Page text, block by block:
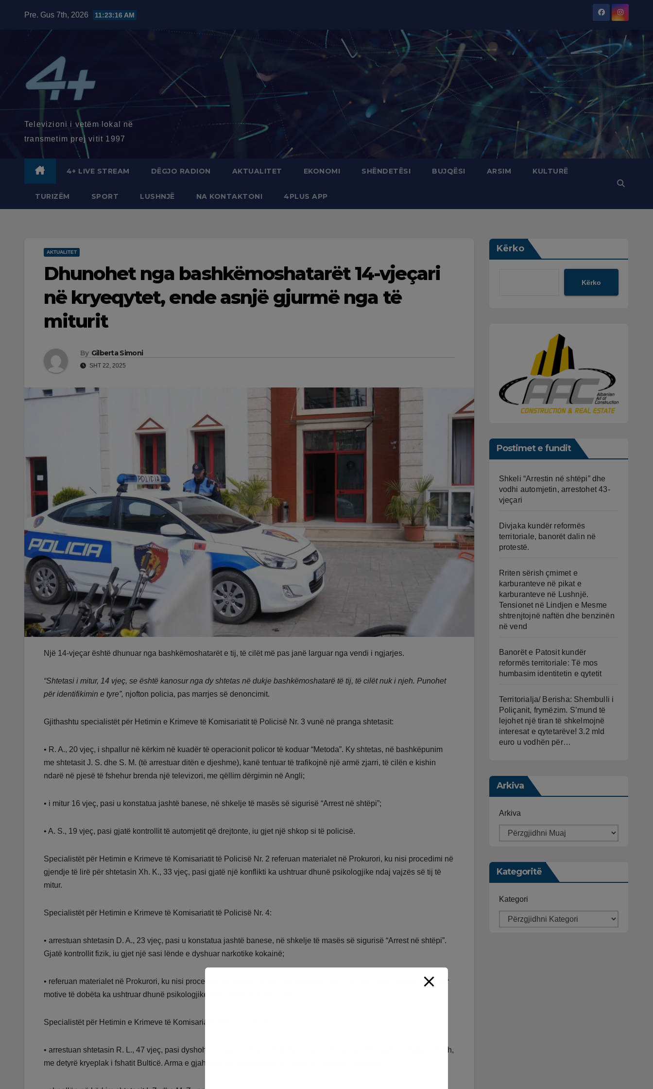
Pre. Gus 7th, 2026 11:23:18 AM
Televizioni i vetëm lokal në
transmetim prej vitit 1997
4+ LIVE STREAM DËGJO RADION AKTUALITET EKONOMI SHËNDETËSI BUJQËSI ARSIM KULTURË
TURIZËM SPORT LUSHNJË NA KONTAKTONI 4PLUS APP
AKTUALITET
Dhunohet nga bashkëmoshatarët 14-vjeçari
në kryeqytet, ende asnjë gjurmë nga të
miturit
By Gilberta Simoni
SHT 22, 2025
Një 14-vjeçar është dhunuar nga bashkëmoshatarët e tij, të cilët më pas janë larguar nga vendi i ngjarjes.
“Shtetasi i mitur, 14 vjeç, se është kanosur nga dy shtetas në dukje bashkëmoshatarë të tij, të cilët nuk i njeh. Punohet
për identifikimin e tyre”, njofton policia, pas marrjes së denoncimit.
Gjithashtu specialistët për Hetimin e Krimeve të Komisariatit të Policisë Nr. 3 vunë në pranga shtetasit:
• R. A., 20 vjeç, i shpallur në kërkim në kuadër të operacionit policor të koduar “Metoda”. Ky shtetas, në bashkëpunim
me shtetasit J. S. dhe S. M. (të arrestuar ditën e djeshme), kanë tentuar të trafikojnë një armë zjarri, të cilën e kishin
ndarë në pjesë të fshehur brenda një televizori, me qëllim dërgimin në Angli;
• i mitur 16 vjeç, pasi u konstatua jashtë banese, në shkelje të masës së sigurisë “Arrest në shtëpi”;
• A. S., 19 vjeç, pasi gjatë kontrollit të automjetit që drejtonte, iu gjet një shkop si të policisë.
Specialistët për Hetimin e Krimeve të Komisariatit të Policisë Nr. 2 referuan materialet në Prokurori, ku nisi procedimi në
gjendje të lirë për shtetasin Xh. K., 33 vjeç, pasi gjatë një konflikti ka ushtruar dhunë psikologjike ndaj vajzës së tij të
mitur.
Specialistët për Hetimin e Krimeve të Komisariatit të Policisë Nr. 4:
• arrestuan shtetasin D. A., 23 vjeç, pasi u konstatua jashtë banese, në shkelje të masës së sigurisë “Arrest në shtëpi”.
Gjatë kontrollit fizik, iu gjet një sasi lënde e dyshuar narkotike kokainë;
• referuan materialet në Prokurori, ku nisi procedimi në gjendje të lirë për shtetasin I. Dh., 51 vjeç, pasi dyshohet se për
motive të dobëta ka ushtruar dhunë psikologjike ndaj bashkëshortes së tij;
Specialistët për Hetimin e Krimeve të Komisariatit të Policisë Nr. 6:
• arrestuan shtetasin R. L., 47 vjeç, pasi dyshohet se për motive të dobëta ka kanosur me një çifte gjahu, shtetasin F. Xh,
me detyrë kryeplak i fshatit Bulticë. Arma e gjahut është sekuestruar në cilësinë e provës materiale;
Kërko
Kërko
Postimet e fundit
Shkeli “Arrestin në shtëpi” dhe
vodhi automjetin, arrestohet 43-
vjeçari
Divjaka kundër reformës
territoriale, banorët dalin në
protestë.
Rriten sërish çmimet e
karburanteve në pikat e
karburanteve në Lushnjë.
Tensionet në Lindjen e Mesme
shtrenjtojnë naftën dhe benzinën
në vend
Banorët e Patosit kundër
reformës territoriale: Të mos
humbasim identitetin e qytetit
Territorialja/ Berisha: Shembulli i
Poliçanit, frymëzim. S’mund të
lejohet një tiran të shkelmojnë
interesat e qytetarëve! 3.2 mld
euro u vodhën për…
Arkiva
Arkiva
Kategoritë
Kategori